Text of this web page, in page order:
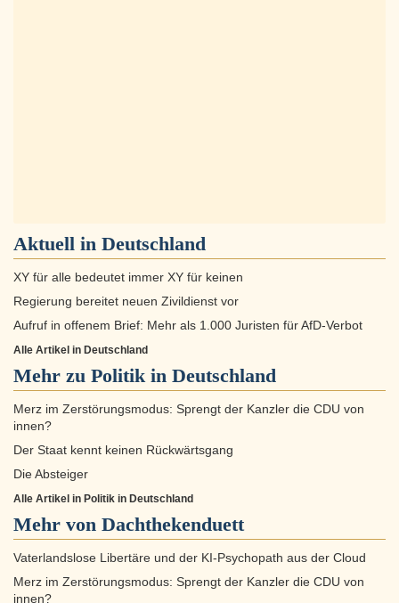
Aktuell in Deutschland
XY für alle bedeutet immer XY für keinen
Regierung bereitet neuen Zivildienst vor
Aufruf in offenem Brief: Mehr als 1.000 Juristen für AfD-Verbot
Alle Artikel in Deutschland
Mehr zu Politik in Deutschland
Merz im Zerstörungsmodus: Sprengt der Kanzler die CDU von
innen?
Der Staat kennt keinen Rückwärtsgang
Die Absteiger
Alle Artikel in Politik in Deutschland
Mehr von Dachthekenduett
Vaterlandslose Libertäre und der KI-Psychopath aus der Cloud
Merz im Zerstörungsmodus: Sprengt der Kanzler die CDU von
innen?